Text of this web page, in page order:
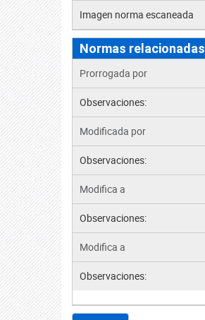
Imagen norma escaneada
Normas relacionadas
Prorrogada por
Observaciones:
Modificada por
Observaciones:
Modifica a
Observaciones:
Modifica a
Observaciones: